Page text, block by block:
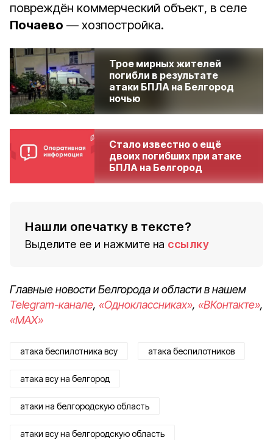
повреждён коммерческий объект, в селе
Почаево — хозпостройка.
Трое мирных жителей
погибли в результате
атаки БПЛА на Белгород
ночью
Стало известно о ещё
двоих погибших при атаке
БПЛА на Белгород
Нашли опечатку в тексте?
Выделите ее и нажмите на ссылку
Главные новости Белгорода и области в нашем
Telegram-канале, «Одноклассниках», «ВКонтакте»,
«MAX»
атака беспилотника всу атака беспилотников
атака всу на белгород
атаки на белгородскую область
атаки всу на белгородскую область